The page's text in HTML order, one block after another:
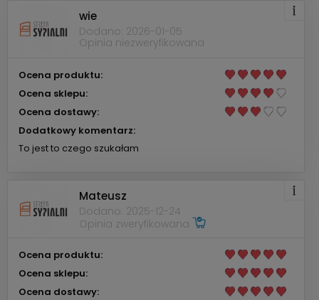
wie
Dodano: 2026-01-05
Opinia niezweryfikowana
Ocena produktu:
Ocena sklepu:
Ocena dostawy:
Dodatkowy komentarz:
To jest to czego szukałam
Mateusz
Dodano: 2025-12-24
Opinia zweryfikowana
Ocena produktu:
Ocena sklepu:
Ocena dostawy: